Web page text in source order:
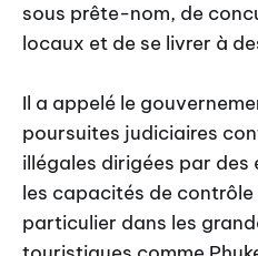
sous prête-nom, de
locaux et de se livrer à
Il a appelé le
poursuites judiciaires
illégales dirigées par
les capacités de
particulier dans les